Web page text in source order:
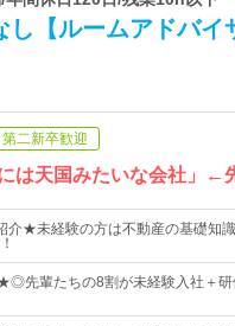
【ルームアドバイ
第二新卒歓迎
は天国みたいな会社」
介★未経験の方は不動産の基礎知
先輩たちの8割が未経験入社＋研